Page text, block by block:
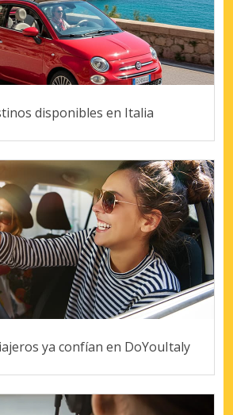
disponibles en Italia
ya confían en DoYouItaly